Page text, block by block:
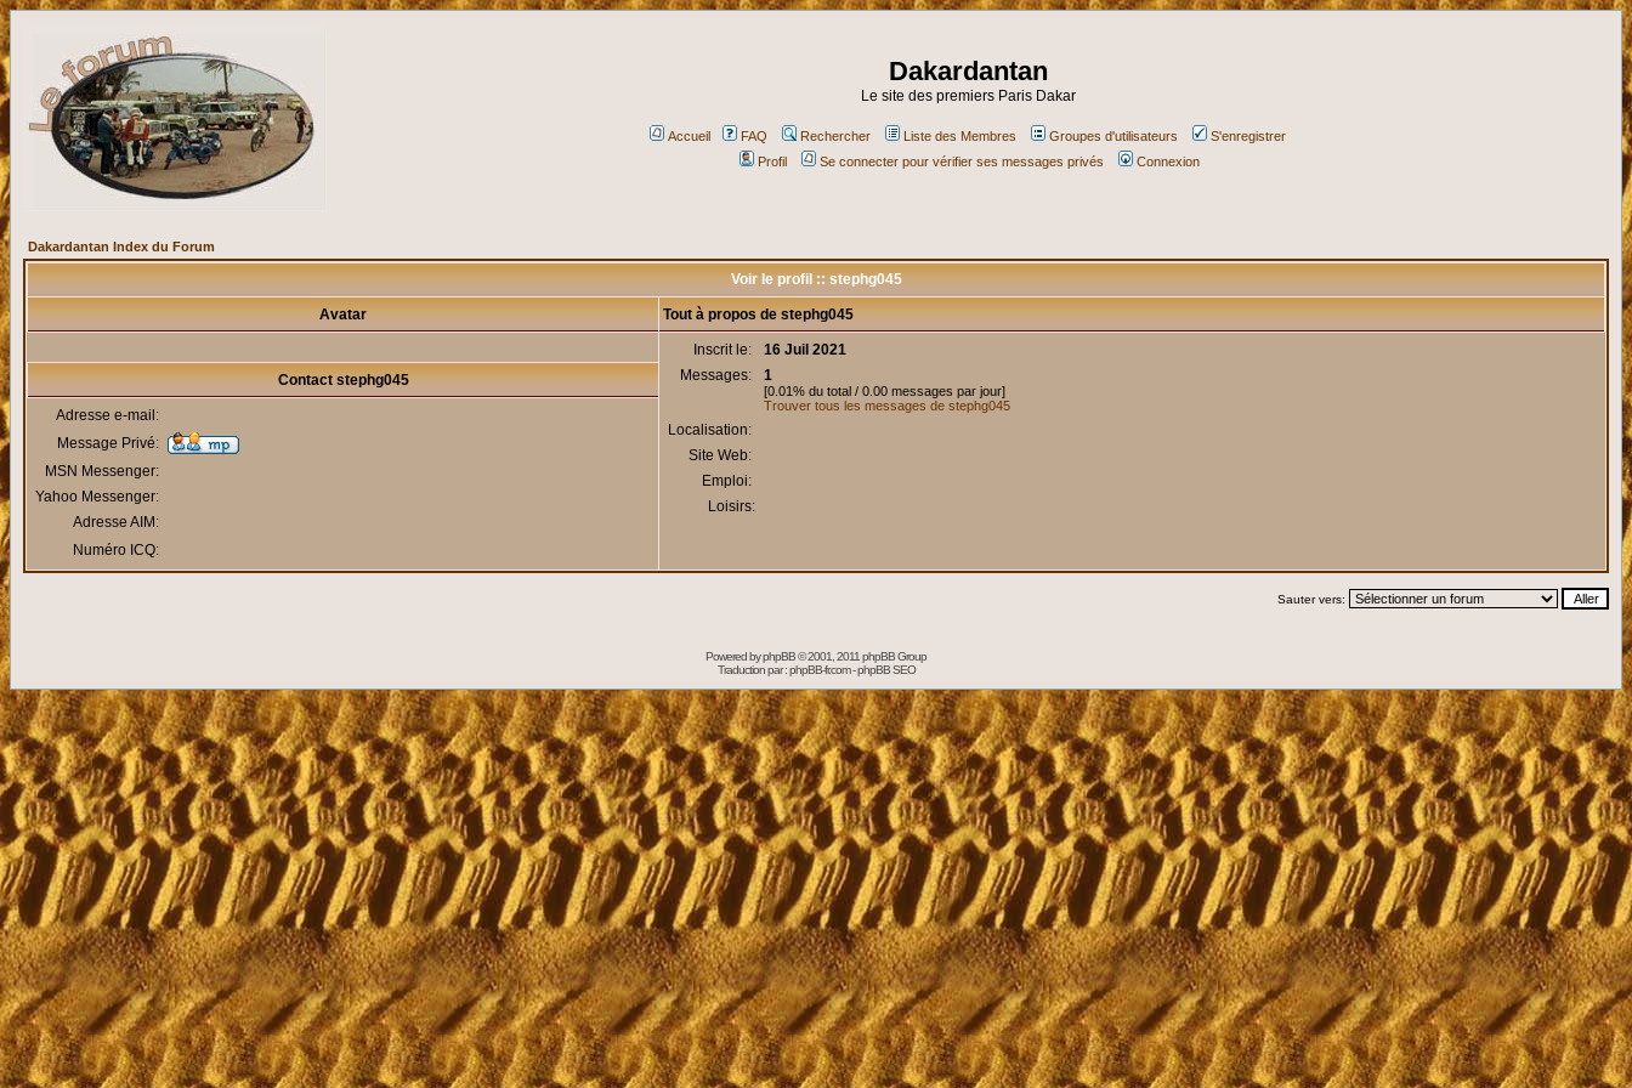
Dakardantan
Le site des premiers Paris Dakar
Accueil FAQ Rechercher Liste des Membres Groupes d'utilisateurs
S'enregistrer
Profil
Se connecter pour vérifier ses messages privés Connexion
Dakardantan Index du Forum
Voir le profil :: stephg045
Avatar Tout à propos de stephg045
Inscrit le:
16 Juil 2021
Messages:
1
[0.01% du total / 0.00 messages par jour]
Trouver tous les messages de stephg045
Localisation:
Site Web:
Emploi:
Loisirs:
Contact stephg045
Adresse e-mail:
Message Privé:
MSN Messenger:
Yahoo Messenger:
Adresse AIM:
Numéro ICQ:
Sauter vers:
Powered byphpBB© 2001, 2011 phpBB Group
Traduction par :phpBB-fr.com-phpBB SEO